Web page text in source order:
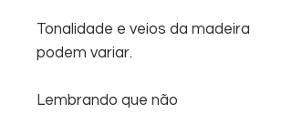
Tonalidade e veios da madeira
podem variar.
Lembrando que não